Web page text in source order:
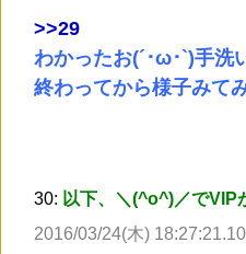
>>29
わかったお(´･ω･`)手洗
終わってから様子みて
30: 以下、＼(^o^)／でVIP
2016/03/24(木)